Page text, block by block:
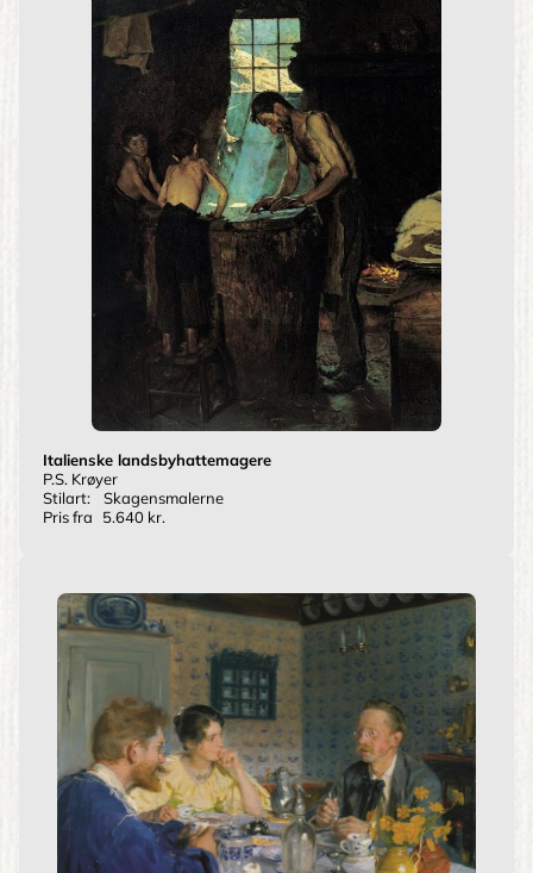
Italienske landsbyhattemagere
P.S. Krøyer
Stilart:
Skagensmalerne
Pris fra
5.640 kr.